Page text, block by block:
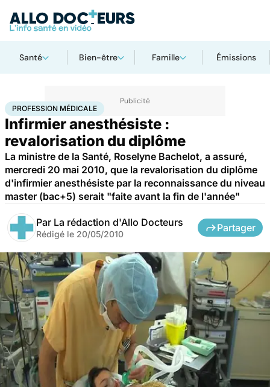
Santé Bien-être Famille Émissions
AccueilSantéProfession médicale
PROFESSION MÉDICALE
Infirmier anesthésiste :
revalorisation du diplôme
La ministre de la Santé, Roselyne Bachelot, a assuré,
mercredi 20 mai 2010, que la revalorisation du diplôme
d'infirmier anesthésiste par la reconnaissance du niveau
master (bac+5) serait "faite avant la fin de l'année"
Par La rédaction d'Allo Docteurs
Rédigé le 20/05/2010
Partager